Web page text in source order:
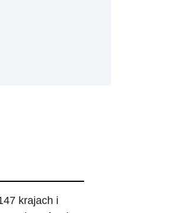
krajach i